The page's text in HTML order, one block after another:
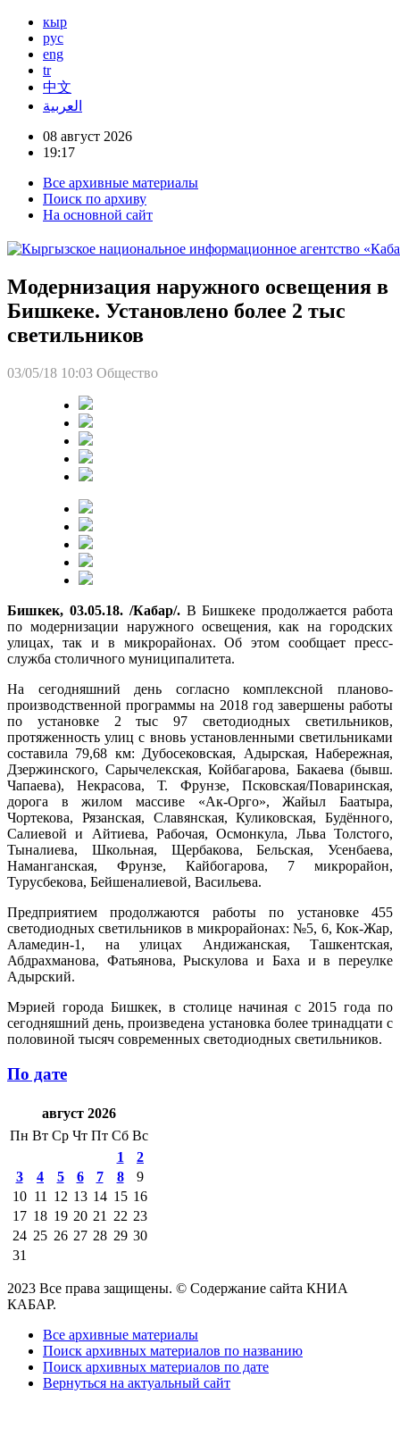
кыр
рус
eng
tr
中文
العربية
08 август 2026
19:17
Все архивные материалы
Поиск по архиву
На основной сайт
Модернизация наружного освещения в
Бишкеке. Установлено более 2 тыс
светильников
03/05/18 10:03 Общество
Бишкек, 03.05.18. /Кабар/.В Бишкеке продолжается работа
по модернизации наружного освещения, как на городских
улицах, так и в микрорайонах. Об этом сообщает пресс-
служба столичного муниципалитета.
На сегодняшний день согласно комплексной планово-
производственной программы на 2018 год завершены работы
по установке 2 тыс 97 светодиодных светильников,
протяженность улиц с вновь установленными светильниками
составила 79,68 км: Дубосековская, Адырская, Набережная,
Дзержинского, Сарычелекская, Койбагарова, Бакаева (бывш.
Чапаева), Некрасова, Т. Фрунзе, Псковская/Поваринская,
дорога в жилом массиве «Ак-Орго», Жайыл Баатыра,
Чортекова, Рязанская, Славянская, Куликовская, Будённого,
Салиевой и Айтиева, Рабочая, Осмонкула, Льва Толстого,
Тыналиева, Школьная, Щербакова, Бельская, Усенбаева,
Наманганская, Фрунзе, Кайбогарова, 7 микрорайон,
Турусбекова, Бейшеналиевой, Васильева.
Предприятием продолжаются работы по установке 455
светодиодных светильников в микрорайонах: №5, 6, Кок-Жар,
Аламедин-1, на улицах Андижанская, Ташкентская,
Абдрахманова, Фатьянова, Рыскулова и Баха и в переулке
Адырский.
Мэрией города Бишкек, в столице начиная с 2015 года по
сегодняшний день, произведена установка более тринадцати с
половиной тысяч современных светодиодных светильников.
По дате
август 2026
Пн Вт Ср Чт Пт Сб Вс
1
2
3
4 5 6 7 8
9
10 11 12 13 14 15 16
17 18 19 20 21 22 23
24 25 26 27 28 29 30
31
2023 Все права защищены. © Содержание сайта КНИА
КАБАР.
Все архивные материалы
Поиск архивных материалов по названию
Поиск архивных материалов по дате
Вернуться на актуальный сайт